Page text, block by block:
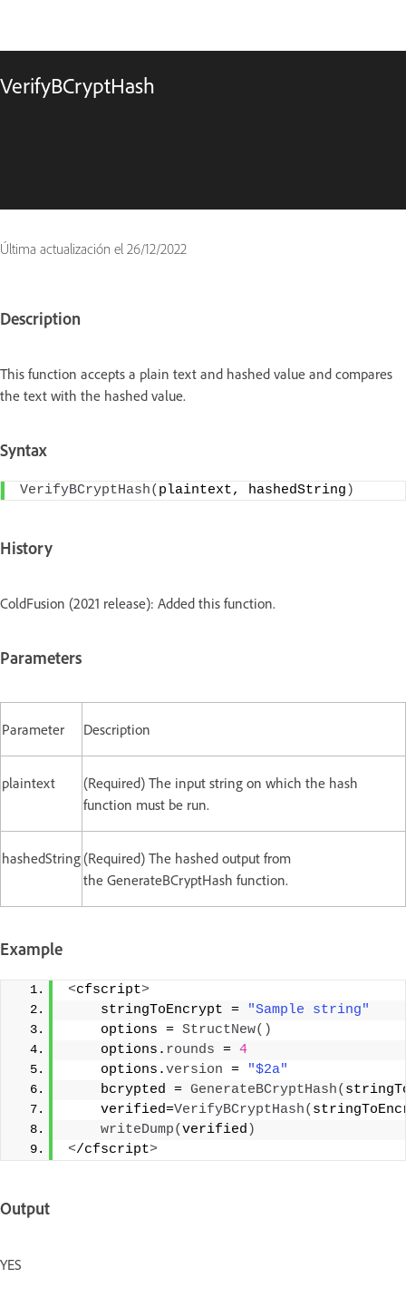
VerifyBCryptHash
Última actualización el 26/12/2022
Description
This function accepts a plain text and hashed value and compares
the text with the hashed value.
Syntax
VerifyBCryptHash( plaintext, hashedString )
History
ColdFusion (2021 release): Added this function.
Parameters
Parameter Description
plaintext
(Required) The input string on which the hash
function must be run.
hashedString(Required) The hashed output from
the GenerateBCryptHash function.
Example
<cfscript>
    stringToEncrypt =
"Sample string"
    options =
StructNew()
    options.
rounds = 4
    options.
version =
"$2a"
    bcrypted =
GenerateBCryptHash(
    verified=
VerifyBCryptHash(
writeDump(verified )
</cfscript>
Output
YES